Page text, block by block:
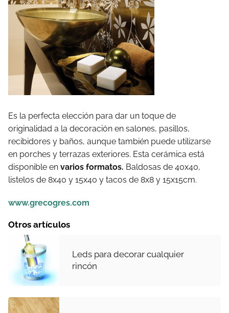
Es la perfecta elección para dar un toque de
originalidad a la decoración en salones, pasillos,
recibidores y baños, aunque también puede utilizarse
en porches y terrazas exteriores. Esta cerámica está
disponible en varios formatos. Baldosas de 40x40,
listelos de 8x40 y 15x40 y tacos de 8x8 y 15x15cm.
www.grecogres.com
Otros artículos
Leds para decorar cualquier
rincón